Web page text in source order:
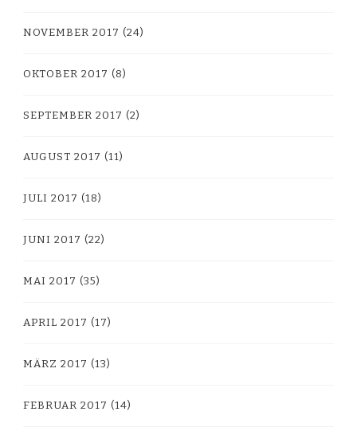
NOVEMBER 2017 (24)
OKTOBER 2017 (8)
SEPTEMBER 2017 (2)
AUGUST 2017 (11)
JULI 2017 (18)
JUNI 2017 (22)
MAI 2017 (35)
APRIL 2017 (17)
MÄRZ 2017 (13)
FEBRUAR 2017 (14)